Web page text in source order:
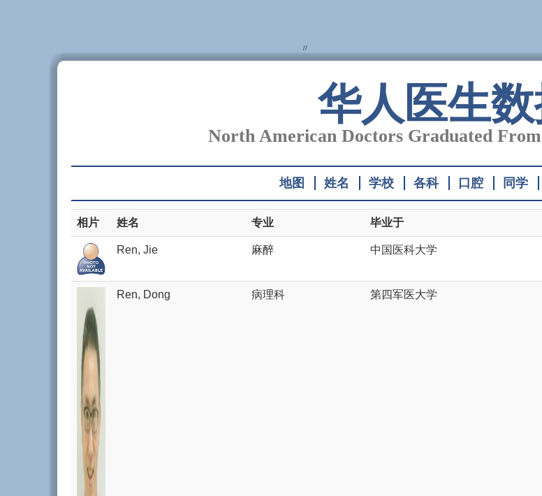
//
华人医生
North American Doctors Graduated
地图 姓名 学校 各科 口腔 同学
相片 姓名 专业 毕业于
Ren, Jie 麻醉 中国医科大学
Ren, Dong 病理科 第四军医大学